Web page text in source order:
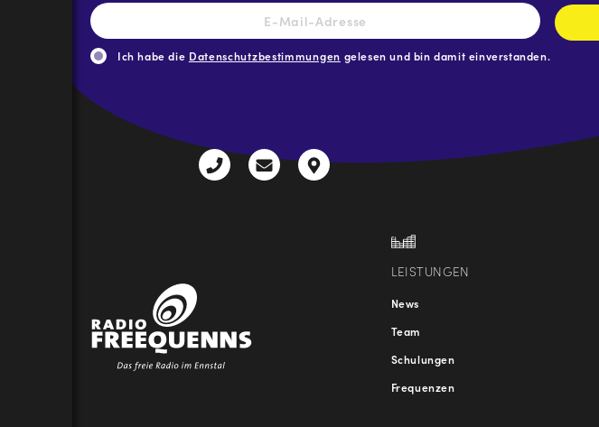
E-
Mail-
Adresse *
Ich habe die Datenschutzbestimmungen gelesen und bin damit einverstanden.
+43
radio@freequenns.at
Kulturhausstraße
LEISTUNGEN
News
Team
Schulungen
Frequenzen